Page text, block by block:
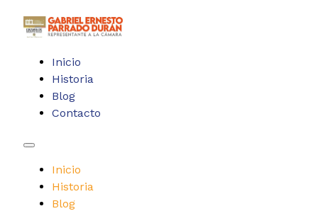
Inicio
Historia
Blog
Contacto
Inicio
Historia
Blog